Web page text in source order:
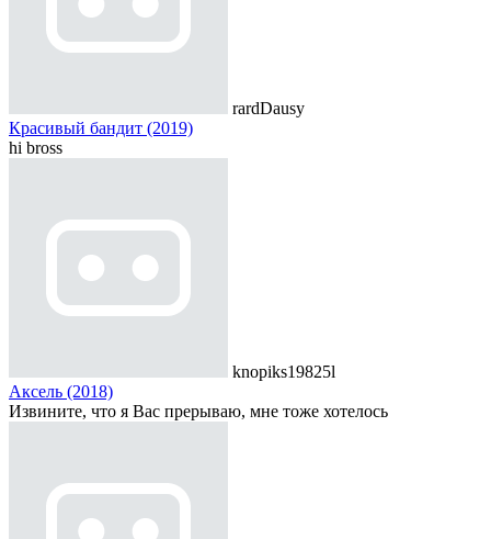
rardDausy
Красивый бандит (2019)
hi bross
knopiks19825l
Аксель (2018)
Извините, что я Вас прерываю, мне тоже хотелось